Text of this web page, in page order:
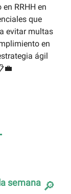
RRHH en
que
evitar multas
en
ágil
💼
semana 🔎